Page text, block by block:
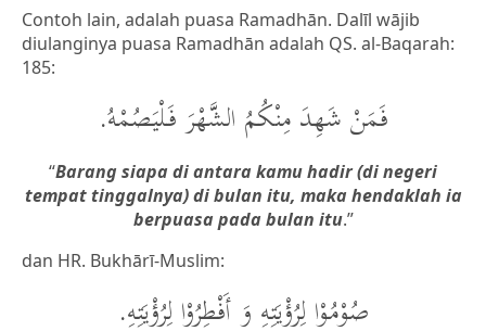
Contoh lain, adalah puasa Ramadhān. Dalīl wājib
diulanginya puasa Ramadhān adalah QS. al-Baqarah:
185:
فَمَنْ شَهِدَ مِنْكُمُ الشَّهْرَ فَلْيَصُمْهُ.
“Barang siapa di antara kamu hadir (di negeri
tempat tinggalnya) di bulan itu, maka hendaklah ia
berpuasa pada bulan itu.”
dan HR. Bukhārī-Muslim:
صُوْمُوْا لِرُؤْيَتِهِ وَ أَفْطِرُوْا لِرُؤْيَتِهِ.